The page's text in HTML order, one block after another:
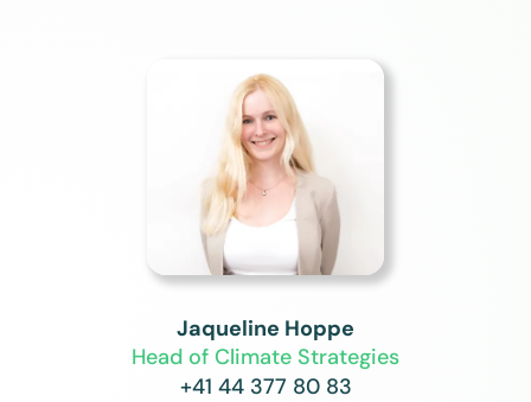
Jaqueline Hoppe
Head of Climate Strategies
+41 44 377 80 83